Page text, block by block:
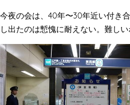
今夜の会は、40年〜30年近い付き
し出たのは慙愧に耐えない。難し